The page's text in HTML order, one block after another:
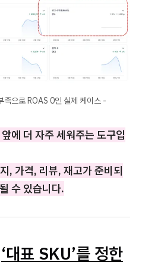
족으로 ROAS 0인 실제 케이스 -
에 더 자주 세워주는 도구입
, 가격, 리뷰, 재고가 준비되
수 있습니다.
‘대표 SKU’를 정한